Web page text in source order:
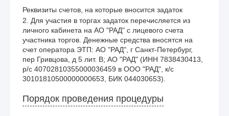
Реквизиты счетов, на которые вносится задаток
2. Для участия в торгах задаток перечисляется из
личного кабинета на АО "РАД" с лицевого счета
участника торгов. Денежные средства вносятся на
счет оператора ЭТП: АО "РАД", г Санкт-Петербург,
пер Гривцова, д 5 лит. В; АО "РАД" (ИНН 7838430413,
р/с 40702810355000036459 в ООО "РАД", к/с
30101810500000000653, БИК 044030653).
Порядок проведения процедуры